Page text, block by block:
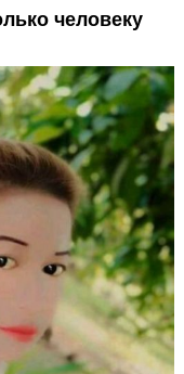
человеку